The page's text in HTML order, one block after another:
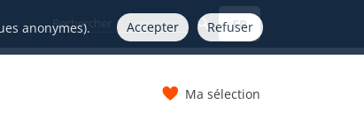
anonymes). Accepter Refuser
FR
Ma sélection